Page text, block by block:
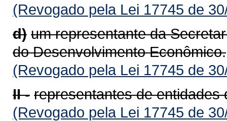
(Revogado pela Lei 17745 de
d) um representante da
do Desenvolvimento Econômico.
(Revogado pela Lei 17745 de
II - representantes de entidades
(Revogado pela Lei 17745 de